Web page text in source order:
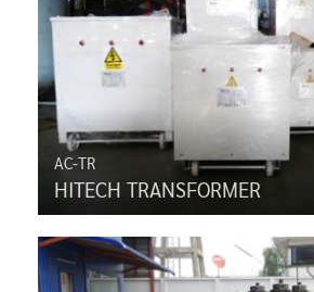
AC-TR
HITECH TRANSFORMER